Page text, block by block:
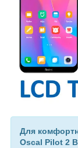
Для
Oscal Pilot 2